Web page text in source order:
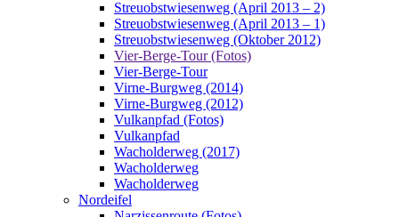
Streuobstwiesenweg (April 2013 – 2)
Streuobstwiesenweg (April 2013 – 1)
Streuobstwiesenweg (Oktober 2012)
Vier-Berge-Tour (Fotos)
Vier-Berge-Tour
Virne-Burgweg (2014)
Virne-Burgweg (2012)
Vulkanpfad (Fotos)
Vulkanpfad
Wacholderweg (2017)
Wacholderweg
Wacholderweg
Nordeifel